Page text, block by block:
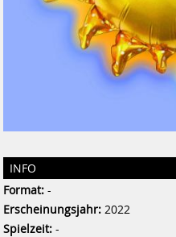
INFO
Format: -
Erscheinungsjahr: 2022
Spielzeit: -